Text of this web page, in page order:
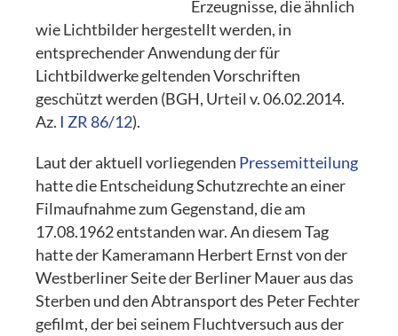
Erzeugnisse, die ähnlich
wie Lichtbilder hergestellt werden, in
entsprechender Anwendung der für
Lichtbildwerke geltenden Vorschriften
geschützt werden (BGH, Urteil v. 06.02.2014.
Az. I ZR 86/12).
Laut der aktuell vorliegenden Pressemitteilung
hatte die Entscheidung Schutzrechte an einer
Filmaufnahme zum Gegenstand, die am
17.08.1962 entstanden war. An diesem Tag
hatte der Kameramann Herbert Ernst von der
Westberliner Seite der Berliner Mauer aus das
Sterben und den Abtransport des Peter Fechter
gefilmt, der bei seinem Fluchtversuch aus der